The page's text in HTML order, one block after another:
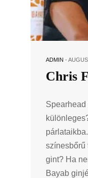
ADMIN -
Chris
Spearhead
színesbőrű
gint? Ha
Bayab